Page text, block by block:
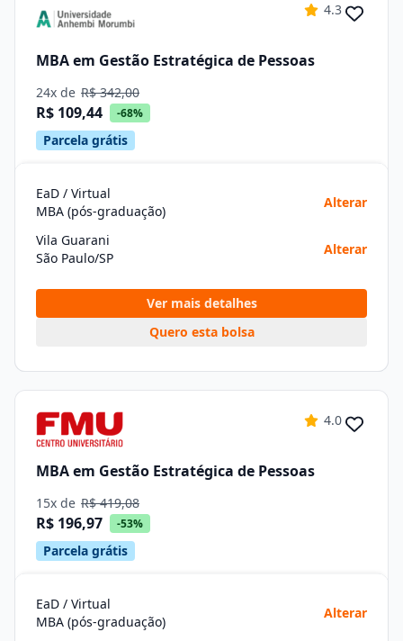
4.3
MBA em Gestão Estratégica de Pessoas
24x de R$ 342,00
R$ 109,44 -68%
Parcela grátis
EaD / Virtual
MBA (pós-graduação)
Alterar
Vila Guarani
São Paulo/SP
Alterar
Ver mais detalhes
Quero esta bolsa
4.0
MBA em Gestão Estratégica de Pessoas
15x de R$ 419,08
R$ 196,97 -53%
Parcela grátis
EaD / Virtual
MBA (pós-graduação)
Alterar